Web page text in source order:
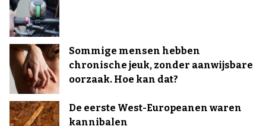
Sommige mensen hebben
chronische jeuk, zonder aanwijsbare
oorzaak. Hoe kan dat?
De eerste West-Europeanen waren
kannibalen